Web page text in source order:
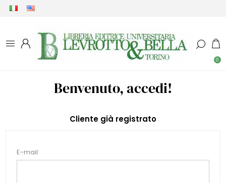
0
Benvenuto, accedi!
Cliente già registrato
E-mail: